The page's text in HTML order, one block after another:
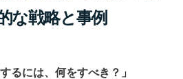
な戦略と事例
るには、何をすべき？」